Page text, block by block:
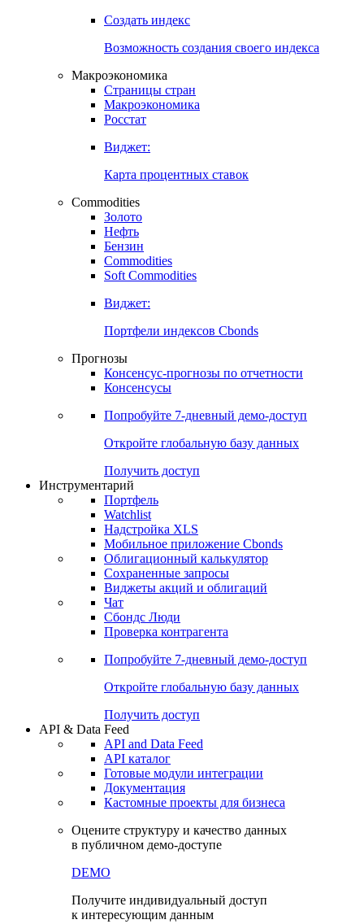
Создать индекс
Возможность создания своего индекса
Макроэкономика
Страницы стран
Макроэкономика
Росстат
Виджет:
Карта процентных ставок
Commodities
Золото
Нефть
Бензин
Commodities
Soft Commodities
Виджет:
Портфели индексов Cbonds
Прогнозы
Консенсус-прогнозы по отчетности
Консенсусы
Попробуйте 7-дневный демо-доступ
Откройте глобальную базу данных
Получить доступ
Инструментарий
Портфель
Watchlist
Надстройка XLS
Мобильное приложение Cbonds
Облигационный калькулятор
Сохраненные запросы
Виджеты акций и облигаций
Чат
Сбондс Люди
Проверка контрагента
Попробуйте 7-дневный демо-доступ
Откройте глобальную базу данных
Получить доступ
API & Data Feed
API and Data Feed
API каталог
Готовые модули интеграции
Документация
Кастомные проекты для бизнеса
Оцените структуру и качество данных
в публичном демо-доступе
DEMO
Получите индивидуальный доступ
к интересующим данным